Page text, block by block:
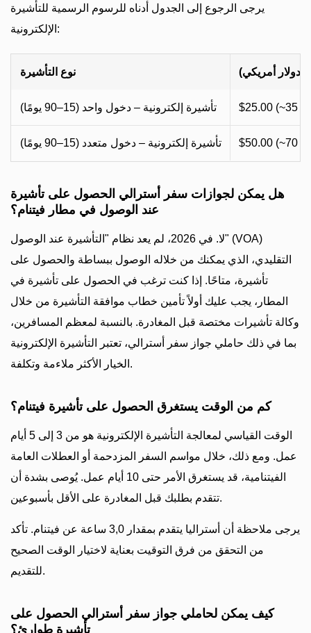
يرجى الرجوع إلى الجدول أدناه للرسوم الرسمية للتأشيرة
الإلكترونية:
نوع التأشيرة أمريكي)
تأشيرة إلكترونية – دخول واحد (15–90 يومًا) $25.00 (~35
تأشيرة إلكترونية – دخول متعدد (15–90 يومًا) $50.00 (~70
هل يمكن لجوازات سفر أسترالي الحصول على تأشيرة
عند الوصول في مطار فيتنام؟
لا. في 2026، لم يعد نظام "التأشيرة عند الوصول" (VOA)
التقليدي، الذي يمكنك من خلاله الوصول ببساطة والحصول على
تأشيرة، متاحًا. إذا كنت ترغب في الحصول على تأشيرة في
المطار، يجب عليك أولاً تأمين خطاب موافقة التأشيرة من خلال
وكالة تأشيرات مختصة قبل المغادرة. بالنسبة لمعظم المسافرين،
بما في ذلك حاملي جواز سفر أسترالي، تعتبر التأشيرة الإلكترونية
الخيار الأكثر ملاءمة وتكلفة.
كم من الوقت يستغرق الحصول على تأشيرة فيتنام؟
الوقت القياسي لمعالجة التأشيرة الإلكترونية هو من 3 إلى 5 أيام
عمل. ومع ذلك، خلال مواسم السفر المزدحمة أو العطلات العامة
الفيتنامية، قد يستغرق الأمر حتى 10 أيام عمل. يُوصى بشدة أن
تتقدم بطلبك قبل المغادرة على الأقل بأسبوعين.
يرجى ملاحظة أن أستراليا يتقدم بمقدار 3,0 ساعة عن فيتنام. تأكد
من التحقق من فرق التوقيت بعناية لاختيار الوقت الصحيح
للتقديم.
كيف يمكن لحاملي جواز سفر أسترالي الحصول على
تأشيرة طوارئ؟